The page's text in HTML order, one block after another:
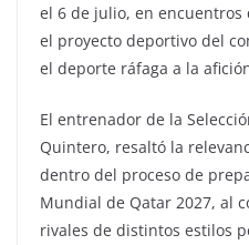
el 6 de julio, en
el proyecto deportivo del
el deporte ráfaga a la
El entrenador de la
Quintero, resaltó la
dentro del proceso de
Mundial de Qatar 2027, al
rivales de distintos estilos